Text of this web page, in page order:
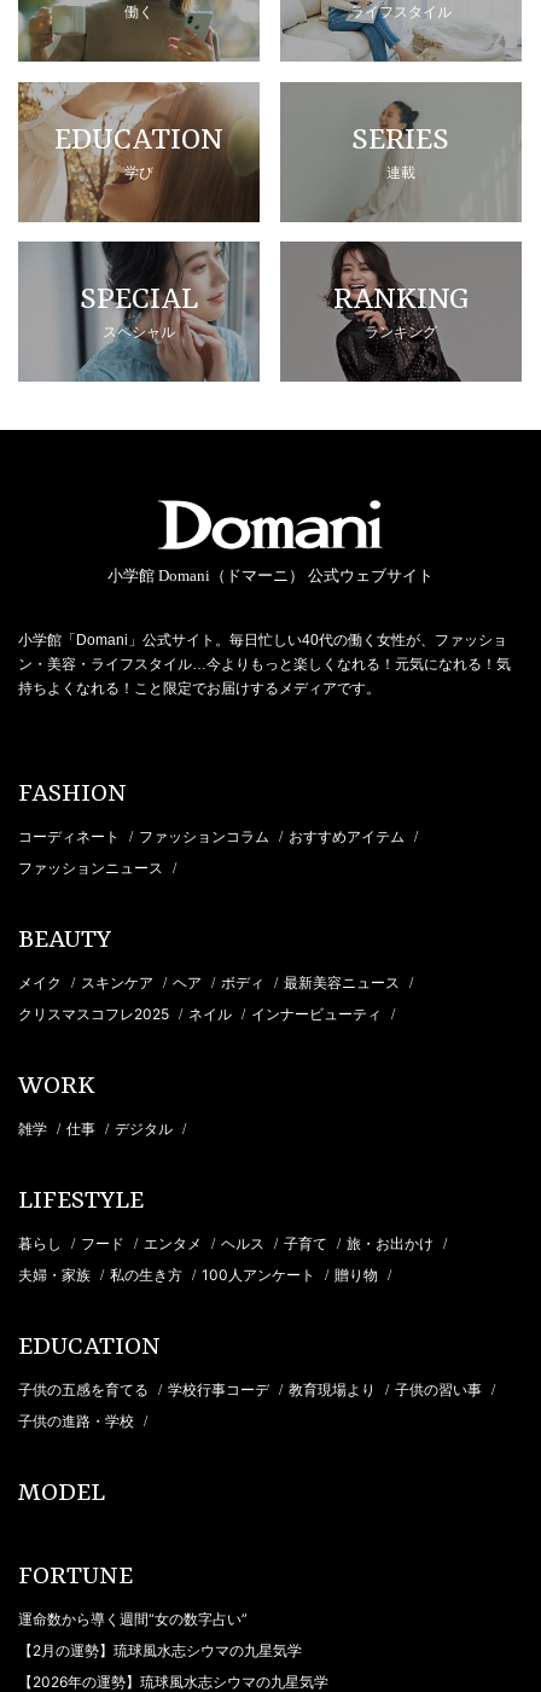
働く ライフスタイル
EDUCATION
学び
SERIES
連載
SPECIAL
スペシャル
RANKING
ランキング
小学館 Domani（ドマーニ） 公式ウェブサイト
小学館「Domani」公式サイト。毎日忙しい40代の働く女性が、ファッショ
ン・美容・ライフスタイル…今よりもっと楽しくなれる！元気になれる！気
持ちよくなれる！こと限定でお届けするメディアです。
FASHION
コーディネート / ファッションコラム / おすすめアイテム /
ファッションニュース /
BEAUTY
メイク / スキンケア / ヘア / ボディ / 最新美容ニュース /
クリスマスコフレ2025 / ネイル / インナービューティ /
WORK
雑学 / 仕事 / デジタル /
LIFESTYLE
暮らし / フード / エンタメ / ヘルス / 子育て / 旅・お出かけ /
夫婦・家族 / 私の生き方 / 100人アンケート / 贈り物 /
EDUCATION
子供の五感を育てる / 学校行事コーデ / 教育現場より / 子供の習い事 /
子供の進路・学校 /
MODEL
FORTUNE
運命数から導く週間“女の数字占い”
【2月の運勢】琉球風水志シウマの九星気学
【2026年の運勢】琉球風水志シウマの九星気学